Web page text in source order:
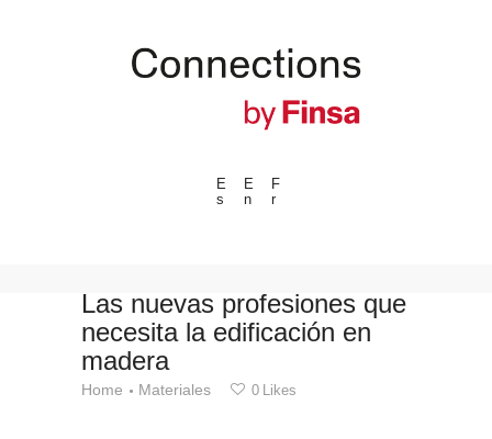
E
s
E
n
F
r
---ENLACES---
Eventos
Espacios
Materiales
Tecnologia
Las nuevas profesiones que
necesita la edificación en
madera
Home Materiales 0 Likes